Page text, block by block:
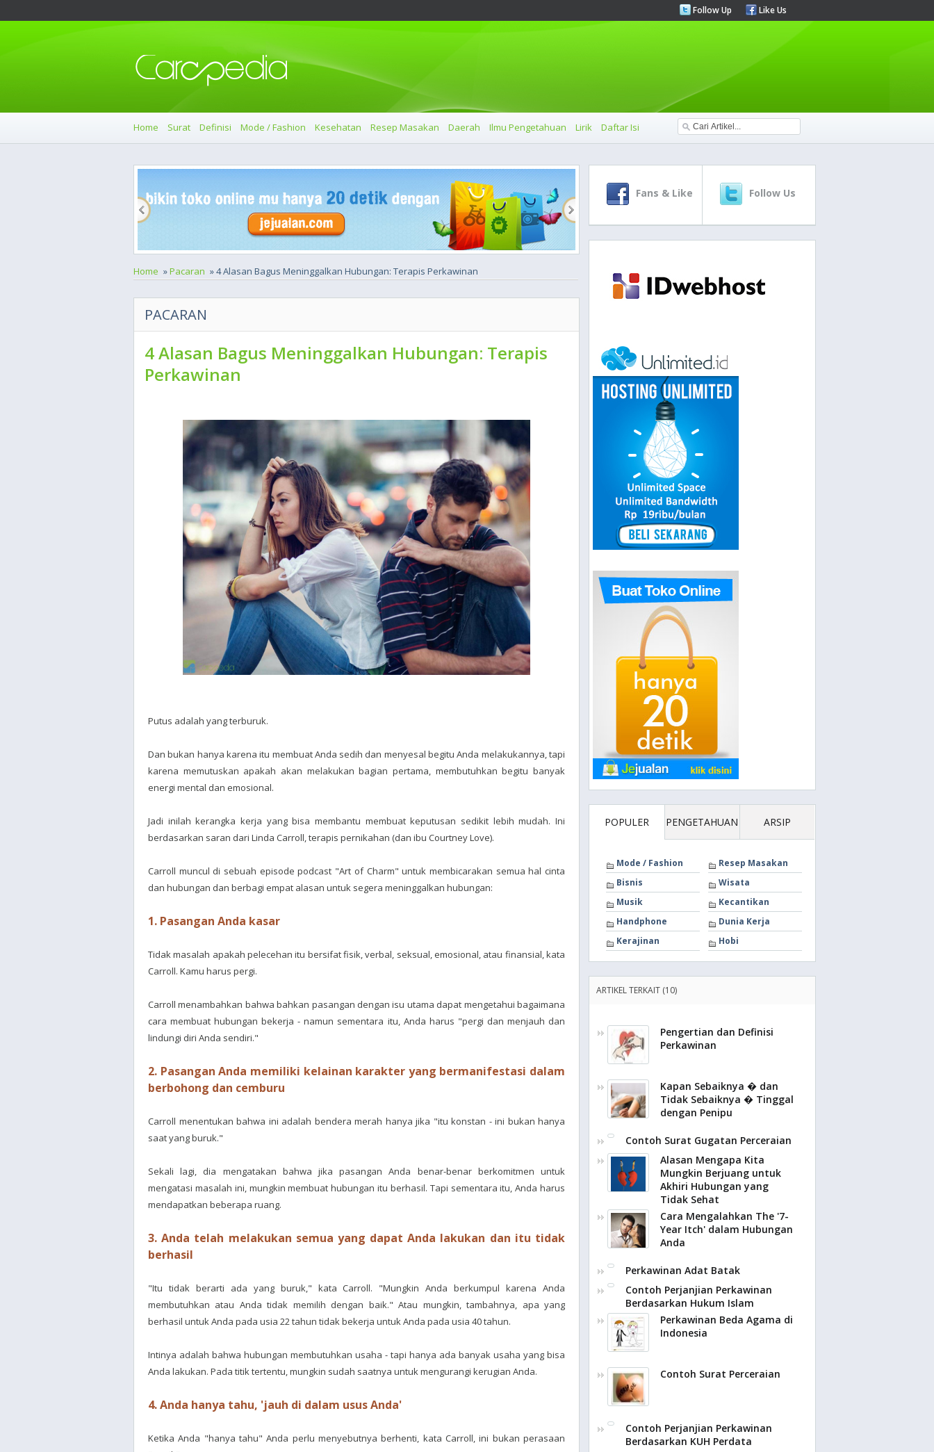
Follow Up Like Us
Home Surat Definisi Mode / Fashion Kesehatan Resep Masakan Daerah Ilmu Pengetahuan Lirik Daftar Isi
Home »Pacaran » 4 Alasan Bagus Meninggalkan Hubungan: Terapis Perkawinan
PACARAN
4 Alasan Bagus Meninggalkan Hubungan: Terapis
Perkawinan
Putus adalah yang terburuk.
Dan bukan hanya karena itu membuat Anda sedih dan menyesal begitu Anda melakukannya, tapi
karena memutuskan apakah akan melakukan bagian pertama, membutuhkan begitu banyak
energi mental dan emosional.
Jadi inilah kerangka kerja yang bisa membantu membuat keputusan sedikit lebih mudah. Ini
berdasarkan saran dari Linda Carroll, terapis pernikahan (dan ibu Courtney Love).
Carroll muncul di sebuah episode podcast "Art of Charm" untuk membicarakan semua hal cinta
dan hubungan dan berbagi empat alasan untuk segera meninggalkan hubungan:
1. Pasangan Anda kasar
Tidak masalah apakah pelecehan itu bersifat fisik, verbal, seksual, emosional, atau finansial, kata
Carroll. Kamu harus pergi.
Carroll menambahkan bahwa bahkan pasangan dengan isu utama dapat mengetahui bagaimana
cara membuat hubungan bekerja - namun sementara itu, Anda harus "pergi dan menjauh dan
lindungi diri Anda sendiri."
2. Pasangan Anda memiliki kelainan karakter yang bermanifestasi dalam
berbohong dan cemburu
Carroll menentukan bahwa ini adalah bendera merah hanya jika "itu konstan - ini bukan hanya
saat yang buruk."
Sekali lagi, dia mengatakan bahwa jika pasangan Anda benar-benar berkomitmen untuk
mengatasi masalah ini, mungkin membuat hubungan itu berhasil. Tapi sementara itu, Anda harus
mendapatkan beberapa ruang.
3. Anda telah melakukan semua yang dapat Anda lakukan dan itu tidak
berhasil
"Itu tidak berarti ada yang buruk," kata Carroll. "Mungkin Anda berkumpul karena Anda
membutuhkan atau Anda tidak memilih dengan baik." Atau mungkin, tambahnya, apa yang
berhasil untuk Anda pada usia 22 tahun tidak bekerja untuk Anda pada usia 40 tahun.
Intinya adalah bahwa hubungan membutuhkan usaha - tapi hanya ada banyak usaha yang bisa
Anda lakukan. Pada titik tertentu, mungkin sudah saatnya untuk mengurangi kerugian Anda.
4. Anda hanya tahu, 'jauh di dalam usus Anda'
Ketika Anda "hanya tahu" Anda perlu menyebutnya berhenti, kata Carroll, ini bukan perasaan
Fans & Like Follow Us
POPULER PENGETAHUAN ARSIP
Mode / Fashion
Resep Masakan
Bisnis
Wisata
Musik
Kecantikan
Handphone
Dunia Kerja
Kerajinan
Hobi
ARTIKEL TERKAIT (10)
Pengertian dan Definisi
Perkawinan
Kapan Sebaiknya � dan
Tidak Sebaiknya � Tinggal
dengan Penipu
Contoh Surat Gugatan Perceraian
Alasan Mengapa Kita
Mungkin Berjuang untuk
Akhiri Hubungan yang
Tidak Sehat
Cara Mengalahkan The '7-
Year Itch' dalam Hubungan
Anda
Perkawinan Adat Batak
Contoh Perjanjian Perkawinan
Berdasarkan Hukum Islam
Perkawinan Beda Agama di
Indonesia
Contoh Surat Perceraian
Contoh Perjanjian Perkawinan
Berdasarkan KUH Perdata